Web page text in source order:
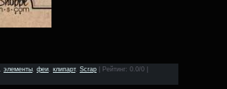
элементы феи клипарт, Scrap Рейтинг: 0.0/0 |